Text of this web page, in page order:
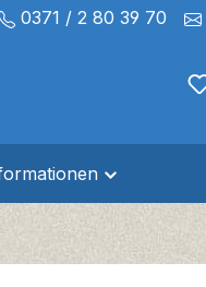
0371 / 2 80 39 70